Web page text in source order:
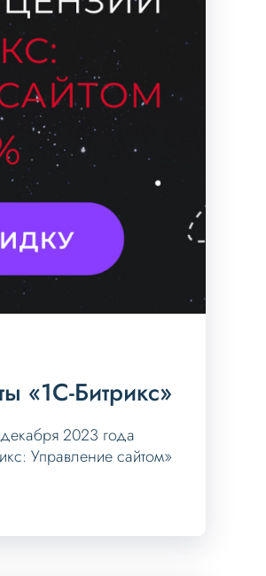
«1С-Битрикс»
2023 года
Управление сайтом»